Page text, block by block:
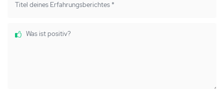
Titel deines Erfahrungsberichtes *
Was ist positiv?